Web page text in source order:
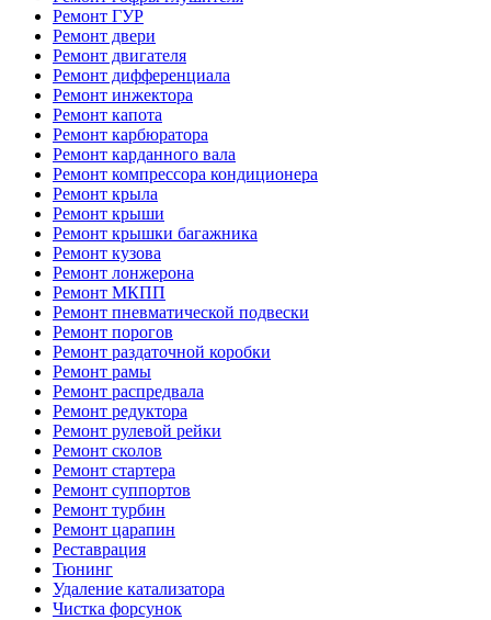
Ремонт ГУР
Ремонт двери
Ремонт двигателя
Ремонт дифференциала
Ремонт инжектора
Ремонт капота
Ремонт карбюратора
Ремонт карданного вала
Ремонт компрессора кондиционера
Ремонт крыла
Ремонт крыши
Ремонт крышки багажника
Ремонт кузова
Ремонт лонжерона
Ремонт МКПП
Ремонт пневматической подвески
Ремонт порогов
Ремонт раздаточной коробки
Ремонт рамы
Ремонт распредвала
Ремонт редуктора
Ремонт рулевой рейки
Ремонт сколов
Ремонт стартера
Ремонт суппортов
Ремонт турбин
Ремонт царапин
Реставрация
Тюнинг
Удаление катализатора
Чистка форсунок